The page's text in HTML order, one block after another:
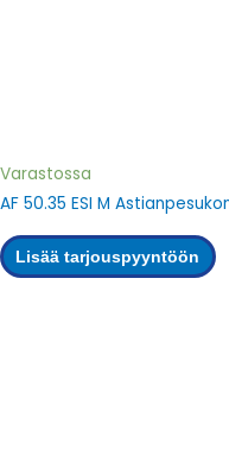
Varastossa
AF 50.35 ESI M
Lisää tarjouspyyntöön